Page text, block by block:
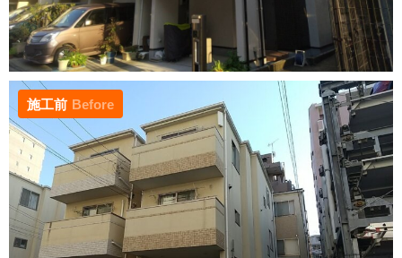
施工前 Before